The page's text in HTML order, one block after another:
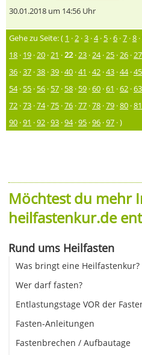
30.01.2018 um 14:56 Uhr
Gehe zu Seite: ( 1 ·2 ·3 ·4· 5 ·6 ·7 ·8 ·
18 · 19 ·20 ·21 ·22·23 ·24·25 ·26 ·27
36 ·37 ·38 ·39 ·40 ·41 ·42 ·43 ·44·45
54· 55 · 56 · 57 · 58 · 59 ·60 ·61 ·62 ·63
72 ·73 ·74·75 ·76 ·77 ·78 ·79 ·80 ·81
90 ·91 ·92 ·93 ·94·95 ·96 ·97 · )
Möchtest du mehr
heilfastenkur.de
Rund ums Heilfasten
Was bringt eine Heilfastenkur?
Wer darf fasten?
Entlastungstage VOR der
Fasten-Anleitungen
Fastenbrechen / Aufbautage